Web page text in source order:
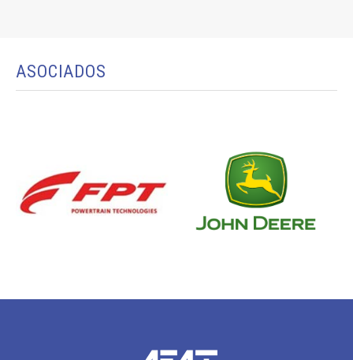
ASOCIADOS